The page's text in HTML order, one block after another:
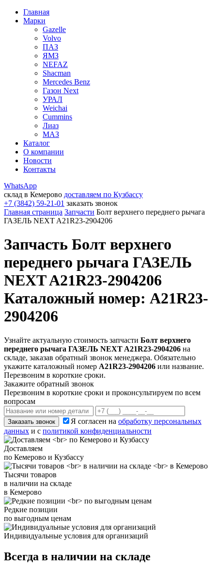
Главная
Марки
Gazelle
Volvo
ПАЗ
ЯМЗ
NEFAZ
Shacman
Mercedes Benz
Газон Next
УРАЛ
Weichai
Cummins
Лиаз
МАЗ
Каталог
О компании
Новости
Контакты
WhatsApp
склад в Кемерово доставляем по Кузбассу
+7 (3842) 59-21-01 заказать звонок
Главная страница Запчасти Болт верхнего переднего рычага
ГАЗЕЛЬ NEXT A21R23-2904206
Запчасть Болт верхнего
переднего рычага ГАЗЕЛЬ
NEXT A21R23-2904206
Каталожный номер: A21R23-
2904206
Узнайте актуальную стоимость запчасти Болт верхнего
переднего рычага ГАЗЕЛЬ NEXT A21R23-2904206 на
складе, заказав обратный звонок менеджера. Обязательно
укажите каталожный номер A21R23-2904206 или название.
Перезвоним в короткие сроки.
Закажите обратный звонок
Перезвоним в короткие сроки и проконсультируем по всем
вопросам
Заказать звонок Я согласен на обработку персональных
данных и с политикой конфиденциальности
Доставляем
по Кемерово и Кузбассу
Тысячи товаров
в наличии на складе
в Кемерово
Редкие позиции
по выгодным ценам
Индивидуальные условия для организаций
Всегда в наличии на складе